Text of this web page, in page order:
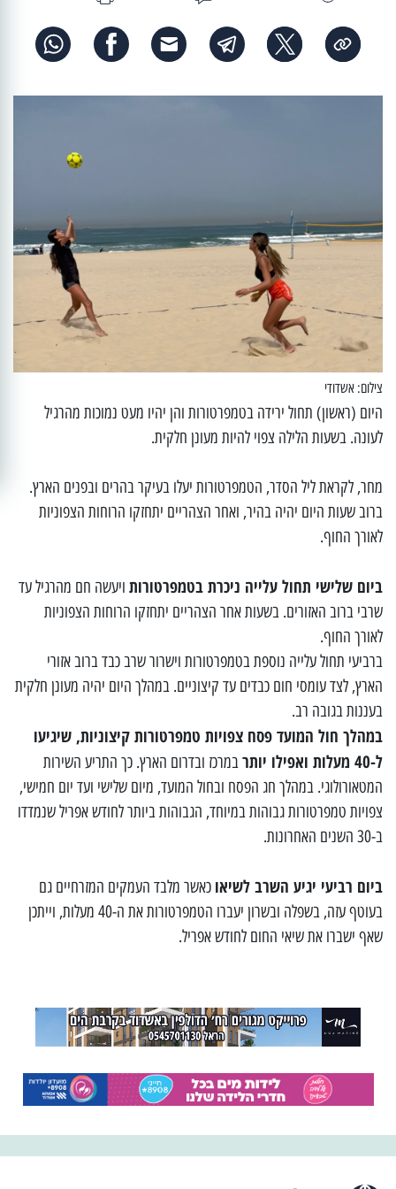
צילום: אשדודי
היום (ראשון) תחול ירידה בטמפרטורות והן יהיו מעט נמוכות מהרגיל
לעונה. בשעות הלילה צפוי להיות מעונן חלקית.
מחר, לקראת ליל הסדר, הטמפרטורות יעלו בעיקר בהרים ובפנים הארץ.
ברוב שעות היום יהיה בהיר, ואחר הצהריים יתחזקו הרוחות הצפוניות
לאורך החוף.
ביום שלישי תחול עלייה ניכרת בטמפרטורות ויעשה חם מהרגיל עד
שרבי ברוב האזורים. בשעות אחר הצהריים יתחזקו הרוחות הצפוניות
לאורך החוף.
ברביעי תחול עלייה נוספת בטמפרטורות וישרור שרב כבד ברוב אזורי
הארץ, לצד עומסי חום כבדים עד קיצוניים. במהלך היום יהיה מעונן חלקית
בעננות בגובה רב.
במהלך חול המועד פסח צפויות טמפרטורות קיצוניות, שיגיעו
ל-40 מעלות ואפילו יותר
במרכז ובדרום הארץ. כך התריע השירות
המטאורולוגי. במהלך חג הפסח ובחול המועד, מיום שלישי ועד יום חמישי,
צפויות טמפרטורות גבוהות במיוחד, הגבוהות ביותר לחודש אפריל שנמדדו
ב-30 השנים האחרונות.
ביום רביעי יגיע השרב לשיאו כאשר מלבד העמקים המזרחיים גם
בעוטף עזה, בשפלה ובשרון יעברו הטמפרטורות את ה-40 מעלות, וייתכן
שאף ישברו את שיאי החום לחודש אפריל.